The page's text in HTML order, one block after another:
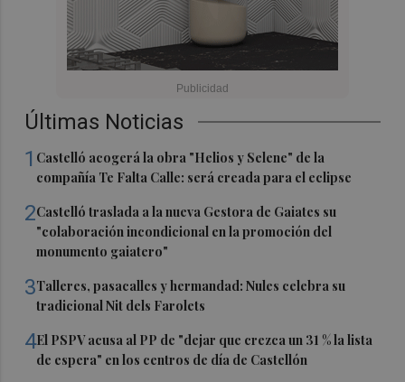
Últimas Noticias
1 Castelló acogerá la obra "Helios y Selene" de la
compañía Te Falta Calle: será creada para el eclipse
2Castelló traslada a la nueva Gestora de Gaiates su
"colaboración incondicional en la promoción del
monumento gaiatero"
3Talleres, pasacalles y hermandad: Nules celebra su
tradicional Nit dels Farolets
4El PSPV acusa al PP de "dejar que crezca un 31 % la lista
de espera" en los centros de día de Castellón